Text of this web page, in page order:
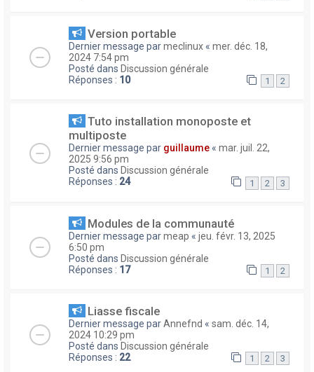
Version portable
Dernier message parmeclinux « mer. déc. 18,
2024 7:54 pm
Posté dans Discussion générale
Réponses : 10 1 2
Tuto installation monoposte et
multiposte
Dernier message par guillaume « mar. juil. 22,
2025 9:56 pm
Posté dans Discussion générale
Réponses : 24 1 2 3
Modules de la communauté
Dernier message parmeap « jeu. févr. 13, 2025
6:50 pm
Posté dans Discussion générale
Réponses : 17 1 2
Liasse fiscale
Dernier message parAnnefnd « sam. déc. 14,
2024 10:29 pm
Posté dans Discussion générale
Réponses : 22 1 2 3